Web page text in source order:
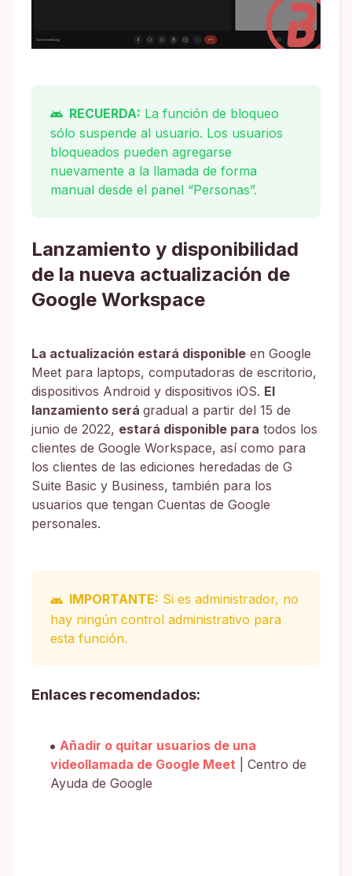
RECUERDA: La función de bloqueo
sólo suspende al usuario. Los usuarios
bloqueados pueden agregarse
nuevamente a la llamada de forma
manual desde el panel “Personas”.
Lanzamiento y disponibilidad
de la nueva actualización de
Google Workspace
La actualización estará disponible en Google
Meet para laptops, computadoras de escritorio,
dispositivos Android y dispositivos iOS. El
lanzamiento será gradual a partir del 15 de
junio de 2022, estará disponible para todos los
clientes de Google Workspace, así como para
los clientes de las ediciones heredadas de G
Suite Basic y Business, también para los
usuarios que tengan Cuentas de Google
personales.
IMPORTANTE: Si es administrador, no
hay ningún control administrativo para
esta función.
Enlaces recomendados:
Añadir o quitar usuarios de una
videollamada de Google Meet | Centro de
Ayuda de Google